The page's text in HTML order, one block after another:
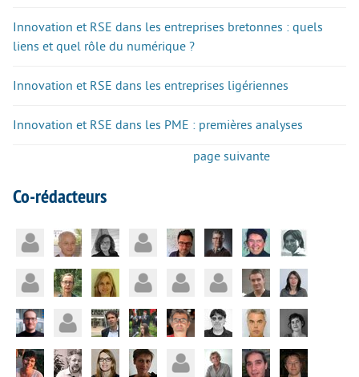
Innovation et RSE dans les entreprises bretonnes : quels
liens et quel rôle du numérique ?
Innovation et RSE dans les entreprises ligériennes
Innovation et RSE dans les PME : premières analyses
page suivante
Co-rédacteurs